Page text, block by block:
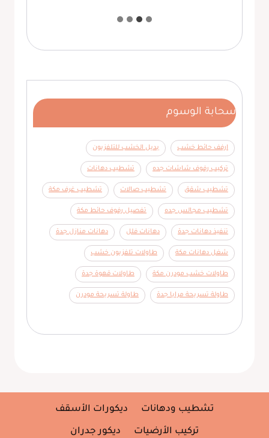
سحابة الوسوم
ارفف حائط خشب بديل الخشب للتلفزيون
تركيب رفوف شاشات جده تشطيب دهانات
تشطيب شقق تشطيب صالات تشطيب غرف مكة
تشطيب مجالس جده تفصيل رفوف حائط مكة
تنفيذ دهانات جدة دهانات فلل دهانات منازل جدة
شغل دهانات مكة طاولات تلفزيون خشب
طاولات خشب مودرن مكة طاولات قهوة جدة
طاولة تسريحة مرايا جدة طاولة تسريحة مودرن
تشطيب ودهانات ديكورات الأسقف
تركيب الأرضيات ديكور جدران